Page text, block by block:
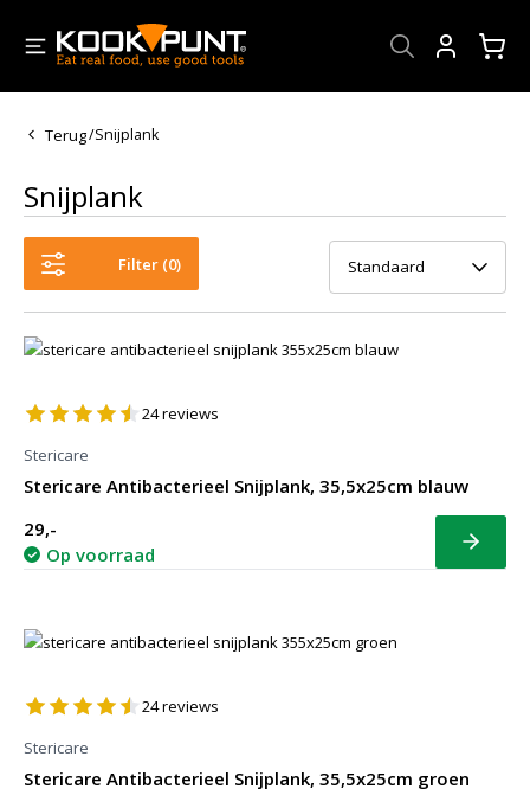
Terug/Snijplank
Snijplank
Filter (0) Standaard
24reviews
Stericare
Stericare Antibacterieel Snijplank, 35,5x25cm blauw
29,-
Op voorraad
Bekijk
24reviews
Stericare
Stericare Antibacterieel Snijplank, 35,5x25cm groen